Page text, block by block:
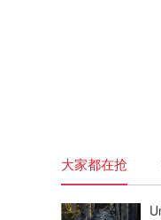
大家都在抢